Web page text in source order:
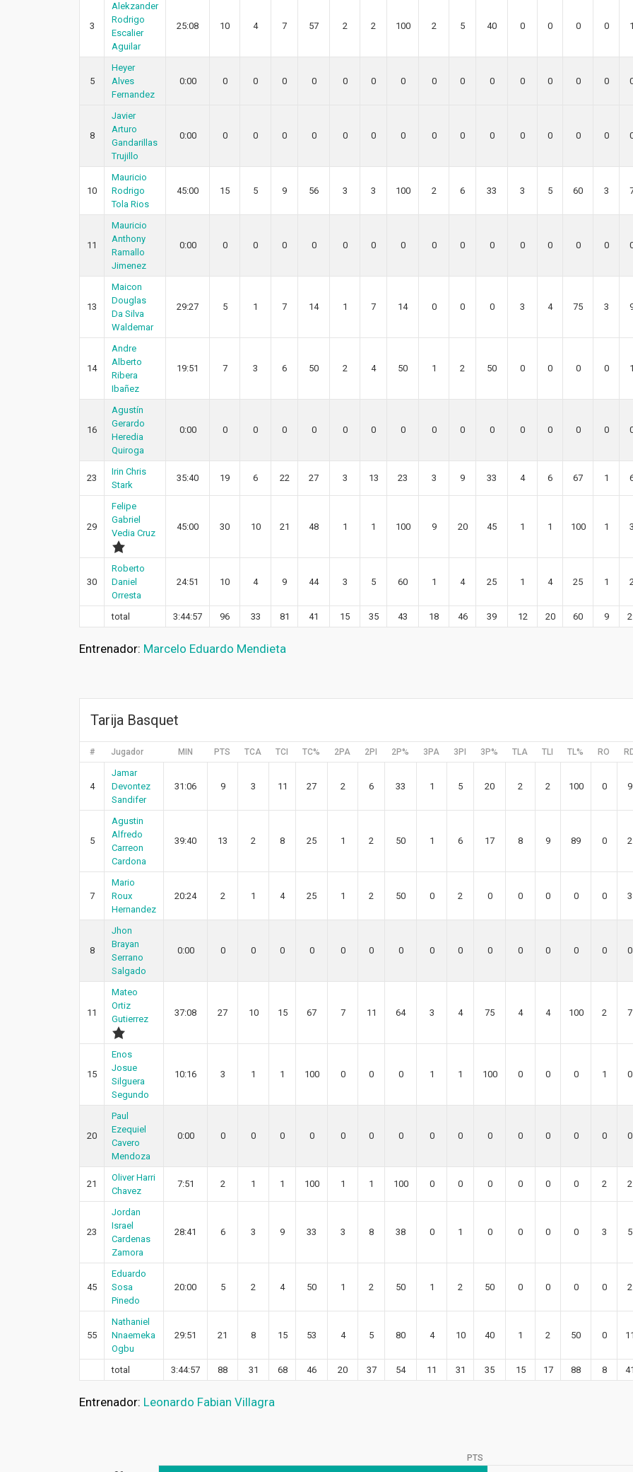
3
Alekzander
Rodrigo
Escalier
Aguilar
25:08 10 4 7 57 2 2 100 2 5 40 0 0 0 0
5
Heyer
Alves
Fernandez
0:00 0 0 0 0 0 0 0 0 0 0 0 0 0 0
8
Javier
Arturo
Gandarillas
Trujillo
0:00 0 0 0 0 0 0 0 0 0 0 0 0 0 0
10
Mauricio
Rodrigo
Tola Rios
45:00 15 5 9 56 3 3 100 2 6 33 3 5 60 3
11
Mauricio
Anthony
Ramallo
Jimenez
0:00 0 0 0 0 0 0 0 0 0 0 0 0 0 0
13
Maicon
Douglas
Da Silva
Waldemar
29:27 5 1 7 14 1 7 14 0 0 0 3 4 75 3
14
Andre
Alberto
Ribera
Ibañez
19:51 7 3 6 50 2 4 50 1 2 50 0 0 0 0
16
Agustín
Gerardo
Heredia
Quiroga
0:00 0 0 0 0 0 0 0 0 0 0 0 0 0 0
23
Irin Chris
Stark
35:40 19 6 22 27 3 13 23 3 9 33 4 6 67 1
29
Felipe
Gabriel
Vedia Cruz
45:00 30 10 21 48 1 1 100 9 20 45 1 1 100 1
30
Roberto
Daniel
Orresta
24:51 10 4 9 44 3 5 60 1 4 25 1 4 25 1
total 3:44:57 96 33 81 41 15 35 43 18 46 39 12 20 60 9
Entrenador: Marcelo Eduardo Mendieta
Tarija Basquet
# Jugador MIN PTS TCA TCI TC% 2PA 2PI 2P% 3PA 3PI 3P% TLA TLI TL% RO
4
Jamar
Devontez
Sandifer
31:06 9 3 11 27 2 6 33 1 5 20 2 2 100 0 9
5
Agustin
Alfredo
Carreon
Cardona
39:40 13 2 8 25 1 2 50 1 6 17 8 9 89 0 2
7
Mario
Roux
Hernandez
20:24 2 1 4 25 1 2 50 0 2 0 0 0 0 0 3
8
Jhon
Brayan
Serrano
Salgado
0:00 0 0 0 0 0 0 0 0 0 0 0 0 0 0 0
11
Mateo
Ortiz
Gutierrez
37:08 27 10 15 67 7 11 64 3 4 75 4 4 100 2 7
15
Enos
Josue
Silguera
Segundo
10:16 3 1 1 100 0 0 0 1 1 100 0 0 0 1 0
20
Paul
Ezequiel
Cavero
Mendoza
0:00 0 0 0 0 0 0 0 0 0 0 0 0 0 0 0
21
Oliver Harri
Chavez
7:51 2 1 1 100 1 1 100 0 0 0 0 0 0 2 2
23
Jordan
Israel
Cardenas
Zamora
28:41 6 3 9 33 3 8 38 0 1 0 0 0 0 3 5
45
Eduardo
Sosa
Pinedo
20:00 5 2 4 50 1 2 50 1 2 50 0 0 0 0 2
55
Nathaniel
Nnaemeka
Ogbu
29:51 21 8 15 53 4 5 80 4 10 40 1 2 50 0
total 3:44:57 88 31 68 46 20 37 54 11 31 35 15 17 88 8
Entrenador: Leonardo Fabian Villagra
PTS